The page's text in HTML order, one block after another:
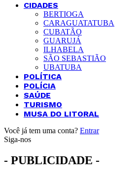
CIDADES
BERTIOGA
CARAGUATATUBA
CUBATÃO
GUARUJÁ
ILHABELA
SÃO SEBASTIÃO
UBATUBA
POLÍTICA
POLÍCIA
SAÚDE
TURISMO
MUSA DO LITORAL
Você já tem uma conta? Entrar
Siga-nos
- PUBLICIDADE -